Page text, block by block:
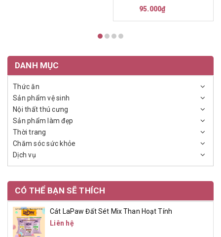
95.000₫
DANH MỤC
Thức ăn
Sản phẩm vệ sinh
Nội thất thú cưng
Sản phẩm làm đẹp
Thời trang
Chăm sóc sức khỏe
Dịch vụ
CÓ THỂ BẠN SẼ THÍCH
Cát LaPaw Đất Sét Mix Than Hoạt Tính
Liên hệ